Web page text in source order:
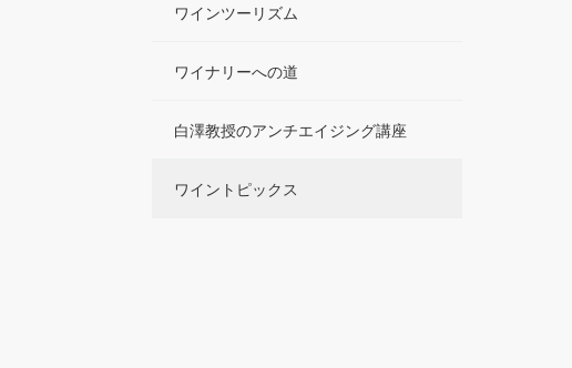
ワインツーリズム
ワイナリーへの道
白澤教授のアンチエイジング講座
ワイントピックス